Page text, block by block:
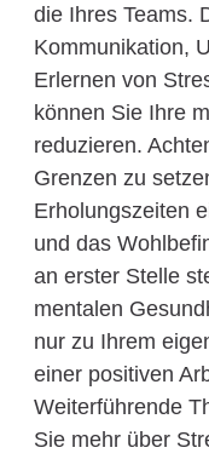
die Ihres Teams.
Kommunikation,
Erlernen von
können Sie Ihre
reduzieren.
Grenzen zu
Erholungszeiten
und das
an erster Stelle
mentalen
nur zu Ihrem
einer positiven
Weiterführende
Sie mehr über